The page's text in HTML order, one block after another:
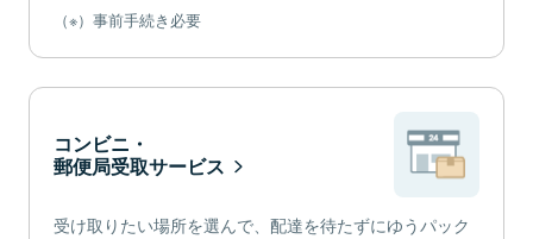
（※）事前手続き必要
コンビニ・
郵便局受取サービス
受け取りたい場所を選んで、配達を待たずにゆうパック